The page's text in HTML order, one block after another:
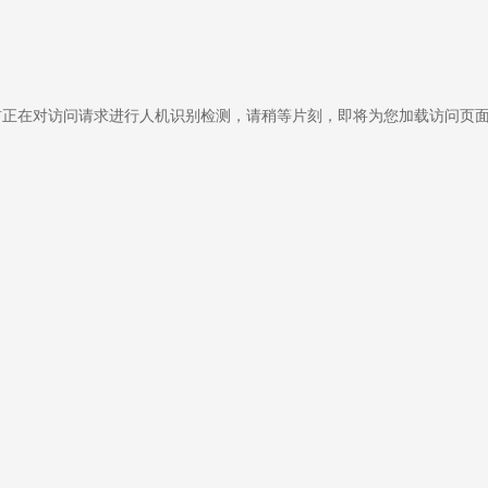
在对访问请求进行人机识别检测，请稍等片刻，即将为您加载访问页